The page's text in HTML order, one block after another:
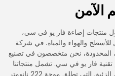
الآمن
منتجات إضاءة فار يو في سي،
والهواء والمياه. في شركة
المحدودة، نحن متخصصون في تصنيع
فار يو في سي. تشمل منتجاتنا
أنظمة مصابيح الإكسيمر الخالية من الزئبق التي تطلق موجة 222 نانومتر